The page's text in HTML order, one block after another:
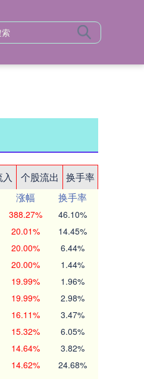
个股流出
换手率
涨幅
换手率
388.27% 46.10%
20.01% 14.45%
20.00% 6.44%
20.00% 1.44%
19.99% 1.96%
19.99% 2.98%
16.11% 3.47%
15.32% 6.05%
14.64% 3.82%
14.62% 24.68%